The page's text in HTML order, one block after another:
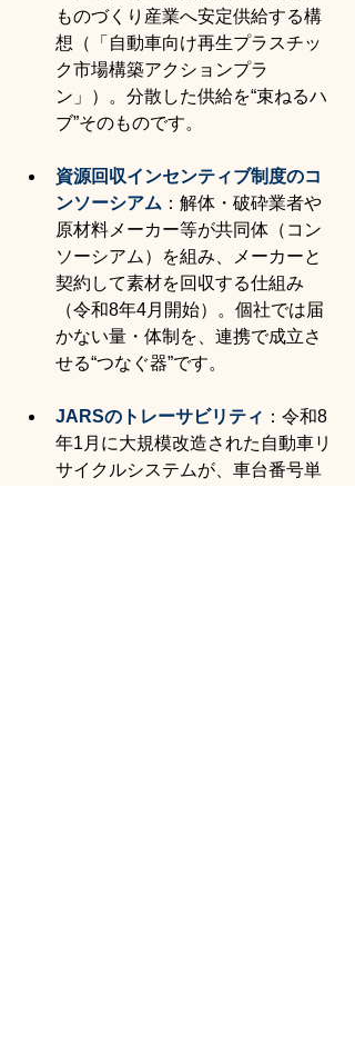
ものづくり産業へ安定供給する構
想（「自動車向け再生プラスチッ
ク市場構築アクションプラ
ン」）。分散した供給を“束ねるハ
ブ”そのものです。
資源回収インセンティブ制度のコ
ンソーシアム ：解体・破砕業者や
原材料メーカー等が共同体（コン
ソーシアム）を組み、メーカーと
契約して素材を回収する仕組み
（令和8年4月開始）。個社では届
かない量・体制を、連携で成立さ
せる“つなぐ器”です。
JARSのトレーサビリティ ：令和8
年1月に大規模改造された自動車リ
サイクルシステムが、車台番号単